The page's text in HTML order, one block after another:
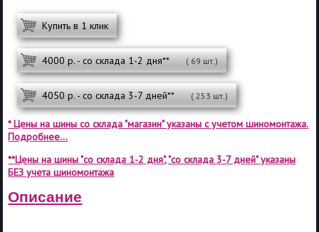
Купить в 1 клик
4000 р. - со склада 1-2 дня** ( 69 шт.)
4050 р. - со склада 3-7 дней** ( 253 шт.)
* Цены на шины со склада "магазин" указаны с учетом шиномонтажа.
Подробнее...
**Цены на шины "со склада 1-2 дня", "со склада 3-7 дней" указаны
БЕЗ учета шиномонтажа
Описание